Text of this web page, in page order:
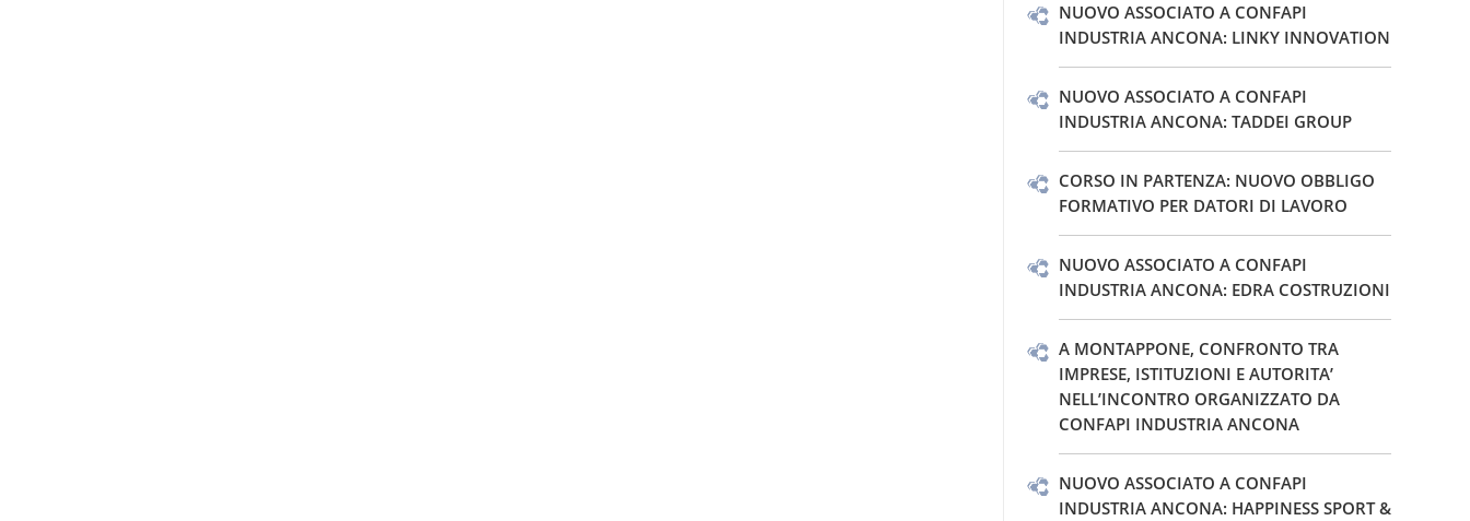
NUOVO ASSOCIATO A CONFAPI
INDUSTRIA ANCONA: LINKY INNOVATION
NUOVO ASSOCIATO A CONFAPI
INDUSTRIA ANCONA: TADDEI GROUP
CORSO IN PARTENZA: NUOVO OBBLIGO
FORMATIVO PER DATORI DI LAVORO
NUOVO ASSOCIATO A CONFAPI
INDUSTRIA ANCONA: EDRA COSTRUZIONI
A MONTAPPONE, CONFRONTO TRA
IMPRESE, ISTITUZIONI E AUTORITA’
NELL’INCONTRO ORGANIZZATO DA
CONFAPI INDUSTRIA ANCONA
NUOVO ASSOCIATO A CONFAPI
INDUSTRIA ANCONA: HAPPINESS SPORT &